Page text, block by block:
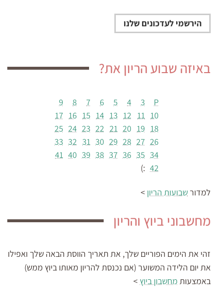
באיזה שבוע הריון את?
P
3
4
5
6
7
8
9
10
11
12
13
14
15
16
17
18
19
20
21
22
23
24
25
26
27
28
29
30
31
32
33
34
35
36
37
38
39
40
41
42
:)
למדורשבועות הריון >
מחשבוני ביוץ והריון
זהי את הימים הפוריים שלך, את תאריך הווסת הבאה שלך ואפילו
את יום הלידה המשוער (אם נכנסת להריון מאותו ביוץ ממש)
באמצעות מחשבון ביוץ >